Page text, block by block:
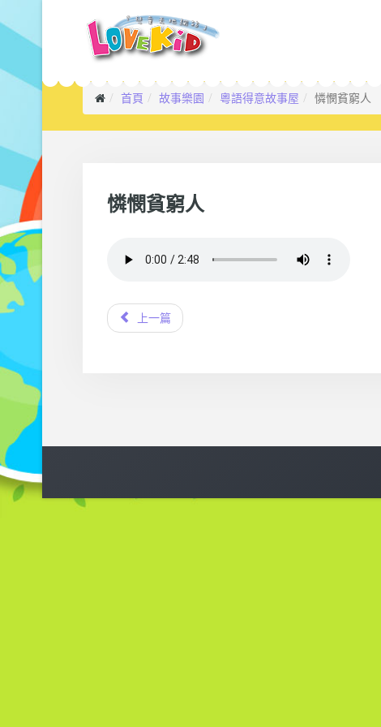
首頁 故事樂園 粵語得意故事屋 憐憫貧窮人
憐憫貧窮人
上一篇